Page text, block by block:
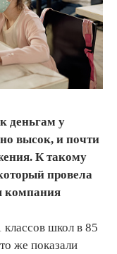
деньгам у
высок, и почти
К такому
провела
компания
школ в 85
же показали